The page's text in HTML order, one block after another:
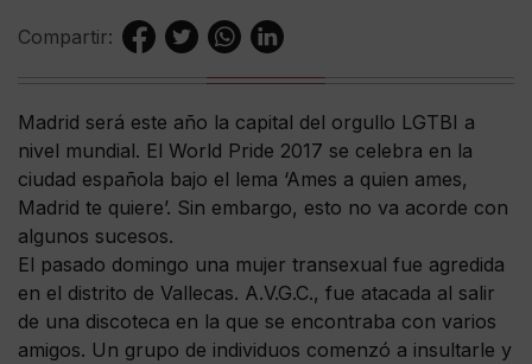
Compartir:
Madrid será este año la capital del orgullo LGTBI a
nivel mundial. El World Pride 2017 se celebra en la
ciudad española bajo el lema ‘Ames a quien ames,
Madrid te quiere’. Sin embargo, esto no va acorde con
algunos sucesos.
El pasado domingo una mujer transexual fue agredida
en el distrito de Vallecas. A.V.G.C., fue atacada al salir
de una discoteca en la que se encontraba con varios
amigos. Un grupo de individuos comenzó a insultarle y